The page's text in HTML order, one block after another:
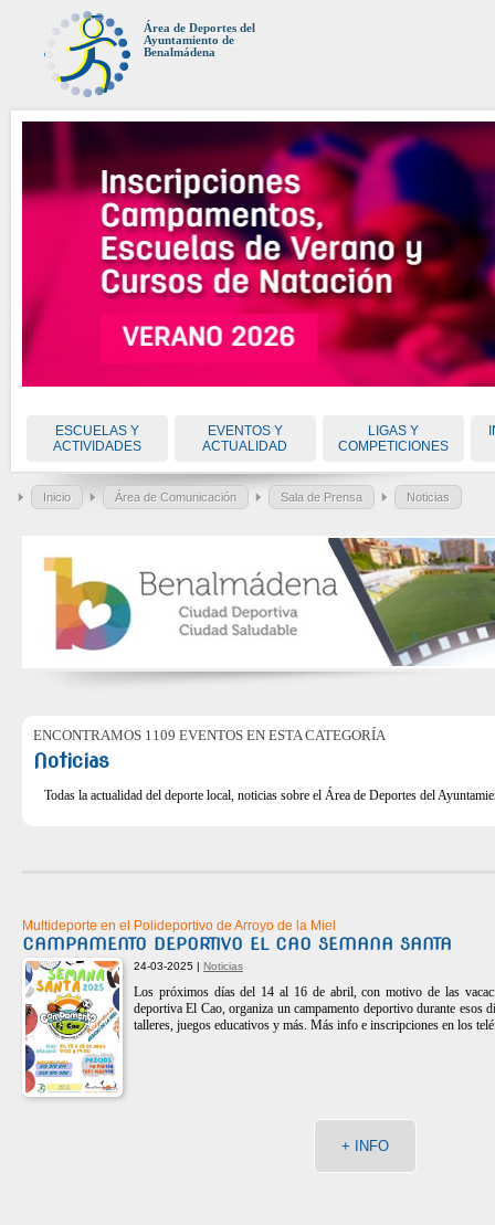
Área de Deportes del
Ayuntamiento de
Benalmádena
ESCUELAS Y
ACTIVIDADES
EVENTOS Y
ACTUALIDAD
LIGAS Y
COMPETICIONES
Inicio Área de Comunicación Sala de Prensa Noticias
ENCONTRAMOS 1109 EVENTOS EN ESTA CATEGORÍA
Noticias
Todas la actualidad del deporte local, noticias sobre el Área de Deportes del
Multideporte en el Polideportivo de Arroyo de la Miel
CAMPAMENTO DEPORTIVO EL CAO SEMANA SANTA
24-03-2025 | Noticias
Los próximos días del 14 al 16 de abril, con motivo de las
deportiva El Cao, organiza un campamento deportivo durante esos
talleres, juegos educativos y más. Más info e inscripciones en los
+ INFO